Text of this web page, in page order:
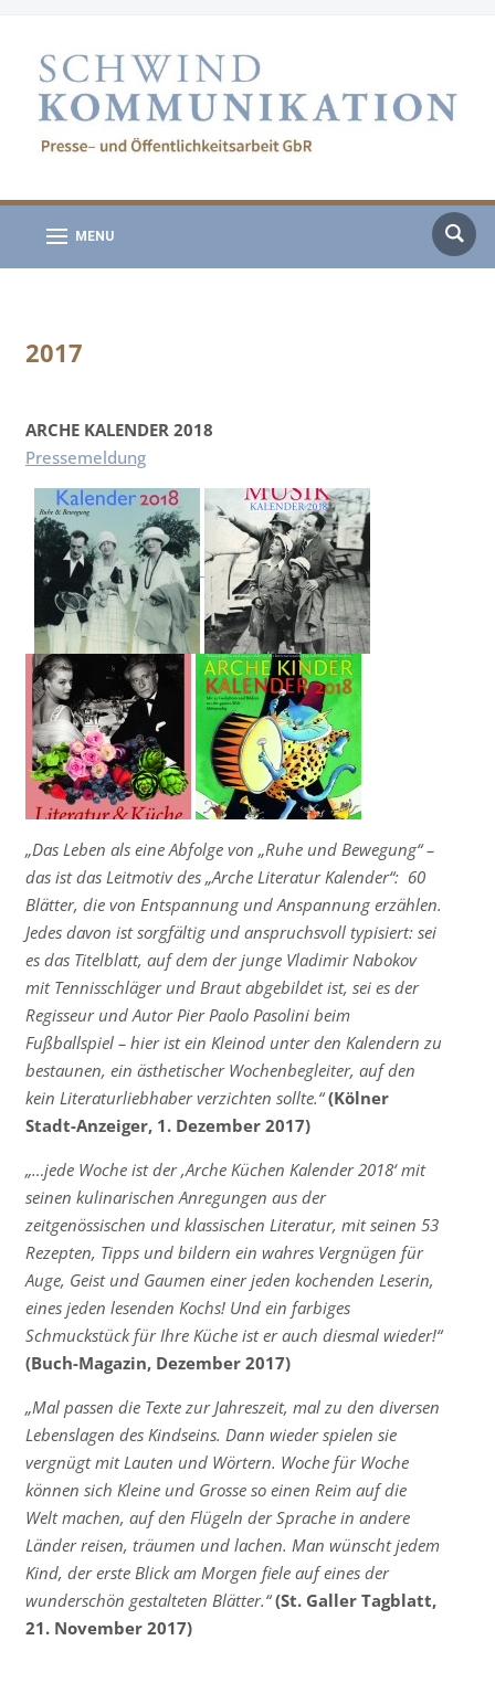
MENU
2017
ARCHE KALENDER 2018
Pressemeldung
„Das Leben als eine Abfolge von „Ruhe und Bewegung“ –
das ist das Leitmotiv des „Arche Literatur Kalender“: 60
Blätter, die von Entspannung und Anspannung erzählen.
Jedes davon ist sorgfältig und anspruchsvoll typisiert: sei
es das Titelblatt, auf dem der junge Vladimir Nabokov
mit Tennisschläger und Braut abgebildet ist, sei es der
Regisseur und Autor Pier Paolo Pasolini beim
Fußballspiel – hier ist ein Kleinod unter den Kalendern zu
bestaunen, ein ästhetischer Wochenbegleiter, auf den
kein Literaturliebhaber verzichten sollte.“(Kölner
Stadt-Anzeiger, 1. Dezember 2017)
„…jede Woche ist der ‚Arche Küchen Kalender 2018‘ mit
seinen kulinarischen Anregungen aus der
zeitgenössischen und klassischen Literatur, mit seinen 53
Rezepten, Tipps und bildern ein wahres Vergnügen für
Auge, Geist und Gaumen einer jeden kochenden Leserin,
eines jeden lesenden Kochs! Und ein farbiges
Schmuckstück für Ihre Küche ist er auch diesmal wieder!“
(Buch-Magazin, Dezember 2017)
„Mal passen die Texte zur Jahreszeit, mal zu den diversen
Lebenslagen des Kindseins. Dann wieder spielen sie
vergnügt mit Lauten und Wörtern. Woche für Woche
können sich Kleine und Grosse so einen Reim auf die
Welt machen, auf den Flügeln der Sprache in andere
Länder reisen, träumen und lachen. Man wünscht jedem
Kind, der erste Blick am Morgen fiele auf eines der
wunderschön gestalteten Blätter.“(St. Galler Tagblatt,
21. November 2017)